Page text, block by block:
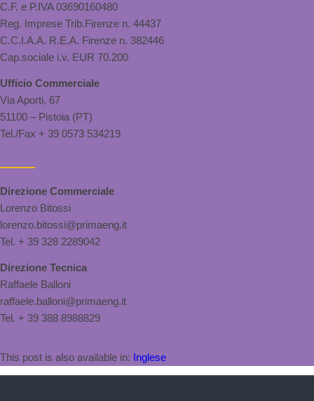
C.F. e P.IVA 03690160480
Reg. Imprese Trib.Firenze n. 44437
C.C.I.A.A. R.E.A. Firenze n. 382446
Cap.sociale i.v. EUR 70.200
Ufficio Commerciale
Via Aporti, 67
51100 – Pistoia (PT)
Tel./Fax + 39 0573 534219
Direzione Commerciale
Lorenzo Bitossi
lorenzo.bitossi@primaeng.it
Tel. + 39 328 2289042
Direzione Tecnica
Raffaele Balloni
raffaele.balloni@primaeng.it
Tel. + 39 388 8988829
This post is also available in: Inglese